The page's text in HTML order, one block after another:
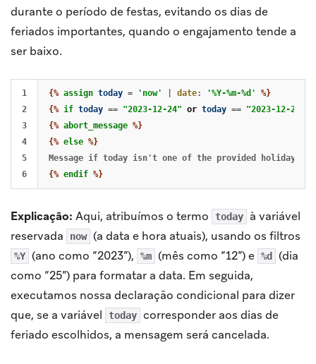
durante o período de festas, evitando os dias de
feriados importantes, quando o engajamento tende a
ser baixo.
1
2
3
4
5
{% assign today = 'now' date: '%Y-%m-%d'
%}
{% if today == "2023-12-24" or today == "2023-12-25"
{% abort_message %}
{% else %}
{% endif %}
Explicação: Aqui, atribuímos o termo today
à variável
reservada
now (a data e hora atuais), usando os filtros
%Y (ano como “2023”), %m (mês como “12”) e %d
(dia
como “25”) para formatar a data. Em seguida,
executamos nossa declaração condicional para dizer
que, se a variável
today corresponder aos dias de
feriado escolhidos, a mensagem será cancelada.